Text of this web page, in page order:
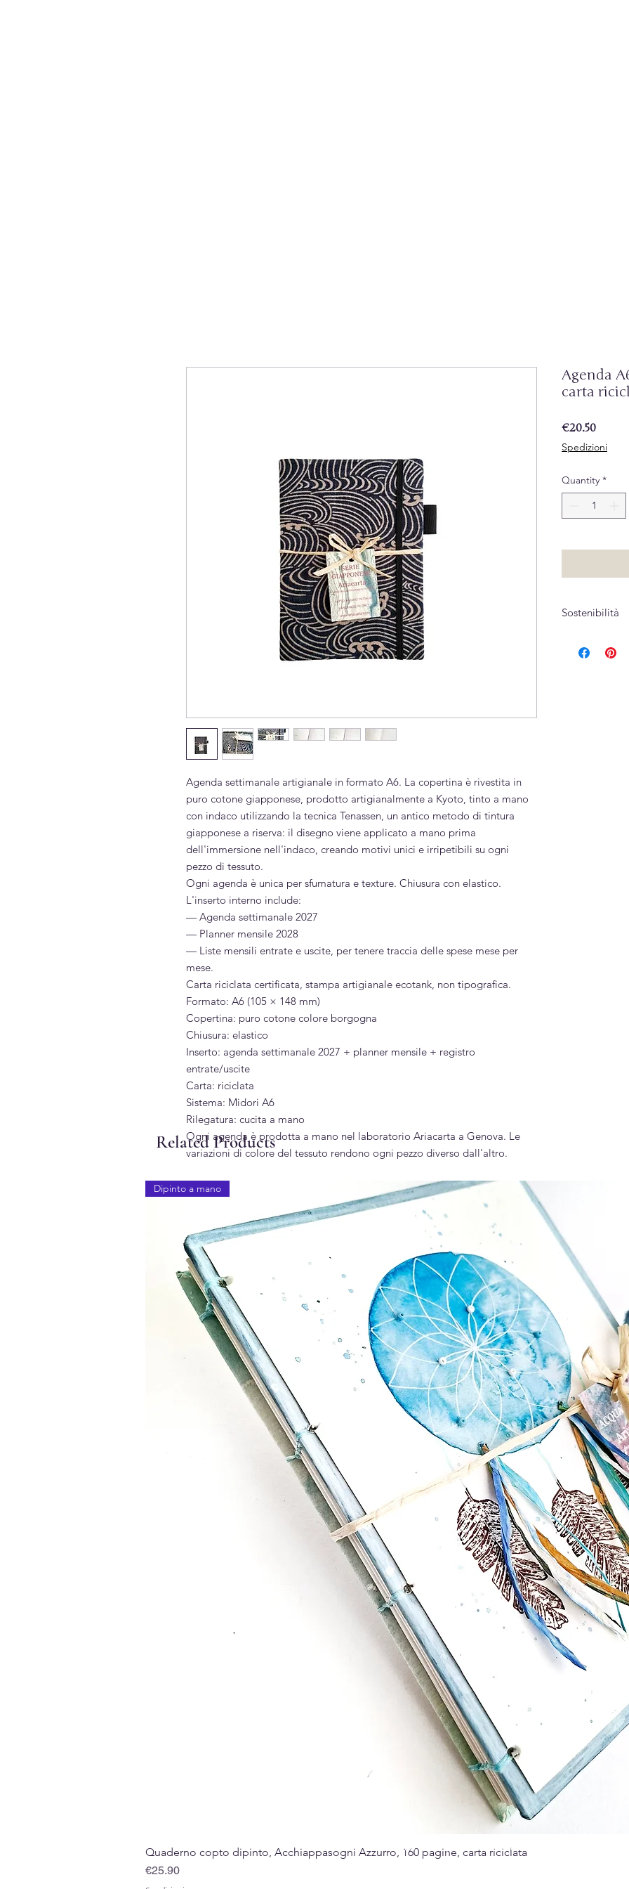
Agenda settimanale artigianale in formato A6. La copertina è rivestita in
puro cotone giapponese, prodotto artigianalmente a Kyoto, tinto a mano
con indaco utilizzando la tecnica Tenassen, un antico metodo di tintura
giapponese a riserva: il disegno viene applicato a mano prima
dell'immersione nell'indaco, creando motivi unici e irripetibili su ogni
pezzo di tessuto.
Ogni agenda è unica per sfumatura e texture. Chiusura con elastico.
L'inserto interno include:
— Agenda settimanale 2027
— Planner mensile 2028
— Liste mensili entrate e uscite, per tenere traccia delle spese mese per
mese.
Carta riciclata certificata, stampa artigianale ecotank, non tipografica.
Formato: A6 (105 × 148 mm)
Copertina: puro cotone colore borgogna
Chiusura: elastico
Inserto: agenda settimanale 2027 + planner mensile + registro
entrate/uscite
Carta: riciclata
Sistema: Midori A6
Rilegatura: cucita a mano
Ogni agenda è prodotta a mano nel laboratorio Ariacarta a Genova. Le
variazioni di colore del tessuto rendono ogni pezzo diverso dall'altro.
Agenda
carta
€20.50Price
Spedizioni
Quantity *
Sostenibilità
Puro cotone
Related Products
Quick View
Dipinto a mano
Quaderno copto dipinto, Acchiappasogni Azzurro, 160 pagine, carta riciclata
Price
€25.90
Made with passion for the art of paper